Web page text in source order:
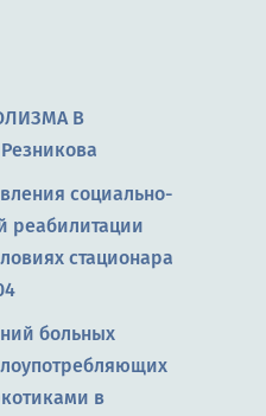
В
социально-
реабилитации
стационара
больных
в